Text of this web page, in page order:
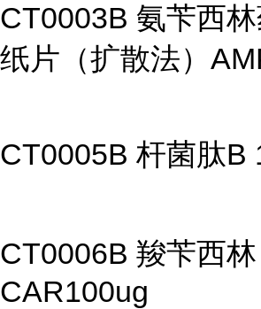
CT0003B 氨苄西
纸片（扩散法）
CT0005B 杆菌肽B
CT0006B 羧苄西林
CAR100ug